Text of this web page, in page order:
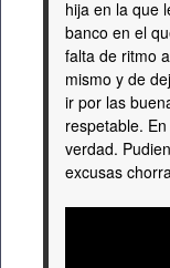
hija en la que
banco en el
falta de ritmo
mismo y de
ir por las
respetable.
verdad.
excusas